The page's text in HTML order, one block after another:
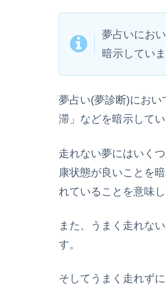
夢占いにお
暗示していま
夢占い(夢診断)にお
滞」などを暗示してい
走れない夢にはいく
康状態が良いことを
れていることを意味し
また、うまく走れな
す。
そしてうまく走れず